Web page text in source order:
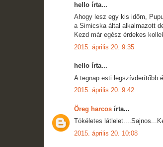
hello írta...
Ahogy lesz egy kis időm,
a Simicska által alkalmazott
Kezd már egész érdekes
2015. április 20. 9:35
hello írta...
A tegnap esti legszívderítőbb
2015. április 20. 9:42
Öreg harcos írta...
Tökéletes
2015. április 20. 10:08